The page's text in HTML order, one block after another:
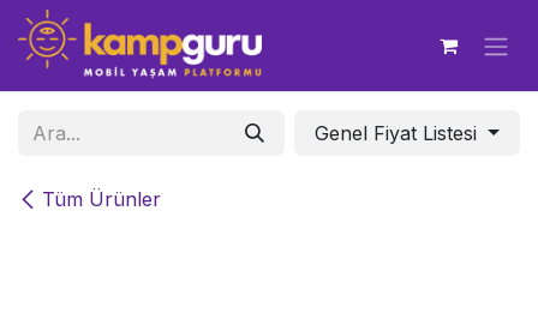
İçereği Atla
Tüm Ürünler
Genel Fiyat Listesi